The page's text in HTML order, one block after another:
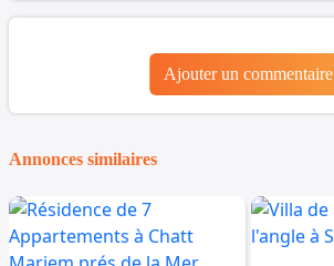
Ajouter un commentaire
Annonces similaires